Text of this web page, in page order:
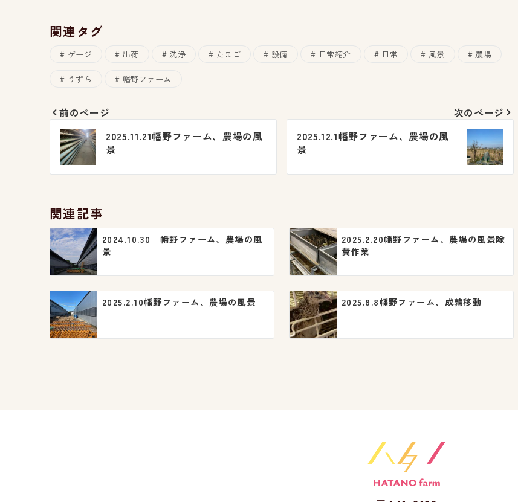
関連タグ
ゲージ 出荷 洗浄 たまご 設備 日常紹介 日常 風景 農場
うずら 幡野ファーム
投
稿
ナ
ゲ
ー
シ
ョ
ン
前のページ
2025.11.21幡野ファーム、農場の風
景
次のページ
2025.12.1幡野ファーム、農場の風
景
関連記事
2024.10.30 幡野ファーム、農場の風
景
2025.2.20幡野ファーム、農場の風景除
糞作業
2025.2.10幡野ファーム、農場の風景 2025.8.8幡野ファーム、成鶉移動